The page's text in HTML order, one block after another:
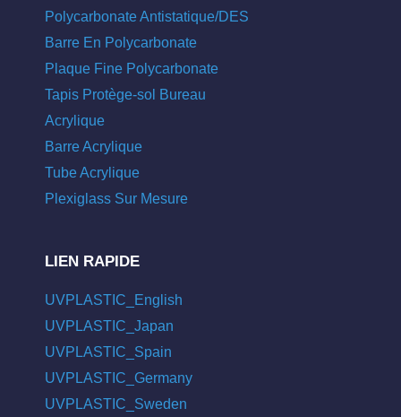
Polycarbonate Antistatique/DES
Barre En Polycarbonate
Plaque Fine Polycarbonate
Tapis Protège-sol Bureau
Acrylique
Barre Acrylique
Tube Acrylique
Plexiglass Sur Mesure
LIEN RAPIDE
UVPLASTIC_English
UVPLASTIC_Japan
UVPLASTIC_Spain
UVPLASTIC_Germany
UVPLASTIC_Sweden